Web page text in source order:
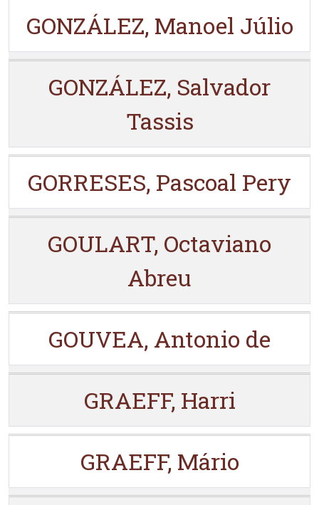
GONZÁLEZ, Manoel Júlio
GONZÁLEZ, Salvador
Tassis
GORRESES, Pascoal Pery
GOULART, Octaviano
Abreu
GOUVEA, Antonio de
GRAEFF, Harri
GRAEFF, Mário